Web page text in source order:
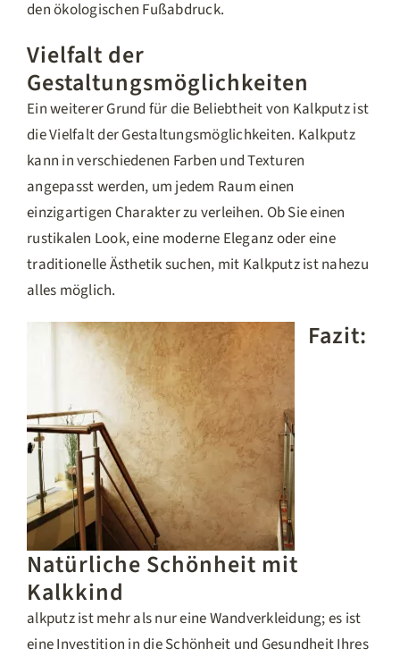
den ökologischen Fußabdruck.
Vielfalt der
Gestaltungsmöglichkeiten
Ein weiterer Grund für die Beliebtheit von Kalkputz ist
die Vielfalt der Gestaltungsmöglichkeiten. Kalkputz
kann in verschiedenen Farben und Texturen
angepasst werden, um jedem Raum einen
einzigartigen Charakter zu verleihen. Ob Sie einen
rustikalen Look, eine moderne Eleganz oder eine
traditionelle Ästhetik suchen, mit Kalkputz ist nahezu
alles möglich.
Fazit:
Natürliche Schönheit mit
Kalkkind
alkputz ist mehr als nur eine Wandverkleidung; es ist
eine Investition in die Schönheit und Gesundheit Ihres